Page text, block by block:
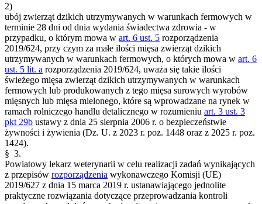
2)
ubój zwierząt dzikich utrzymywanych w warunkach fermowych w
terminie 28 dni od dnia wydania świadectwa zdrowia - w
przypadku, o którym mowa w art. 6 ust. 5 rozporządzenia
2019/624, przy czym za małe ilości mięsa zwierząt dzikich
utrzymywanych w warunkach fermowych, o których mowa w art. 6
ust. 5 lit. a rozporządzenia 2019/624, uważa się takie ilości
świeżego mięsa zwierząt dzikich utrzymywanych w warunkach
fermowych lub produkowanych z tego mięsa surowych wyrobów
mięsnych lub mięsa mielonego, które są wprowadzane na rynek w
ramach rolniczego handlu detalicznego w rozumieniu art. 3 ust. 3
pkt 29b ustawy z dnia 25 sierpnia 2006 r. o bezpieczeństwie
żywności i żywienia (Dz. U. z 2023 r. poz. 1448 oraz z 2025 r. poz.
1424).
§ 3.
Powiatowy lekarz weterynarii w celu realizacji zadań wynikających
z przepisów rozporządzenia wykonawczego Komisji (UE)
2019/627 z dnia 15 marca 2019 r. ustanawiającego jednolite
praktyczne rozwiązania dotyczące przeprowadzania kontroli